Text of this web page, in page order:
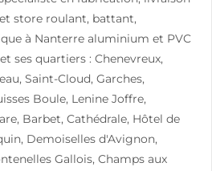
store roulant, battant,
à Nanterre aluminium et PVC
ses quartiers : Chenevreux,
Saint-Cloud, Garches,
Boule, Lenine Joffre,
Barbet, Cathédrale, Hôtel de
Demoiselles d'Avignon,
Gallois, Champs aux